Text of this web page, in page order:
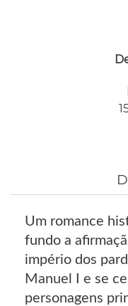
Um romance
fundo a
império dos
Manuel I e se
personagens